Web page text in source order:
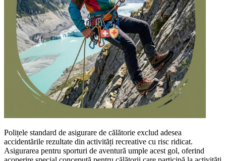
Polițele standard de asigurare de călătorie exclud adesea
accidentările rezultate din activități recreative cu risc ridicat.
Asigurarea pentru sporturi de aventură umple acest gol, oferind